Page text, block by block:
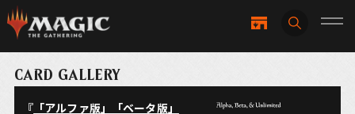
CARD GALLERY
『 「アルファ版」「ベータ版」